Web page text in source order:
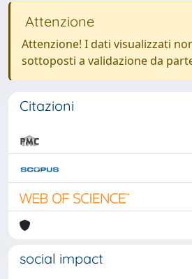
Attenzione
Attenzione! I dati visualizzati
sottoposti a validazione da
Citazioni
social impact